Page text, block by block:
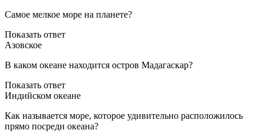
Самое мелкое море на планете?
Показать ответ
Азовское
В каком океане находится остров Мадагаскар?
Показать ответ
Индийском океане
Как называется море, которое удивительно расположилось
прямо посреди океана?